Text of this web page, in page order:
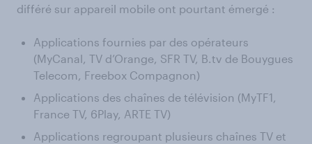
différé sur appareil mobile ont pourtant émergé :
Applications fournies par des opérateurs
(MyCanal, TV d’Orange, SFR TV, B.tv de Bouygues
Telecom, Freebox Compagnon)
Applications des chaînes de télévision (MyTF1,
France TV, 6Play, ARTE TV)
Applications regroupant plusieurs chaînes TV et